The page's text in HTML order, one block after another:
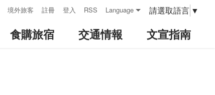
境外旅客 註冊 登入 RSS Language 請選取語言 ▼
食購旅宿 交通情報 文宣指南